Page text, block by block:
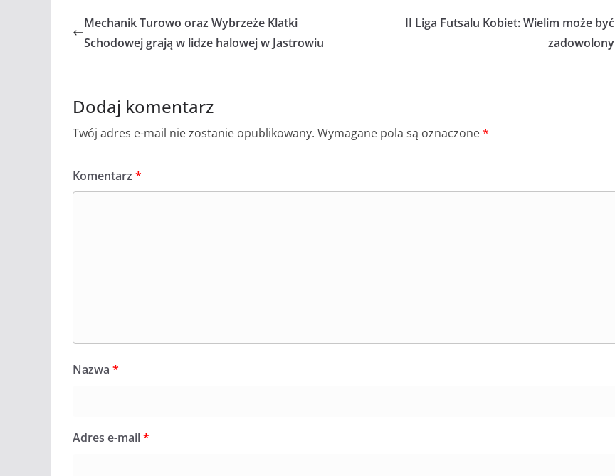
Mechanik Turowo oraz Wybrzeże Klatki
Schodowej grają w lidze halowej w Jastrowiu
II Liga Futsalu Kobiet: Wielim może być
zadowolony
Dodaj komentarz
Twój adres e-mail nie zostanie opublikowany. Wymagane pola są oznaczone*
Komentarz *
Nazwa *
Adres e-mail*